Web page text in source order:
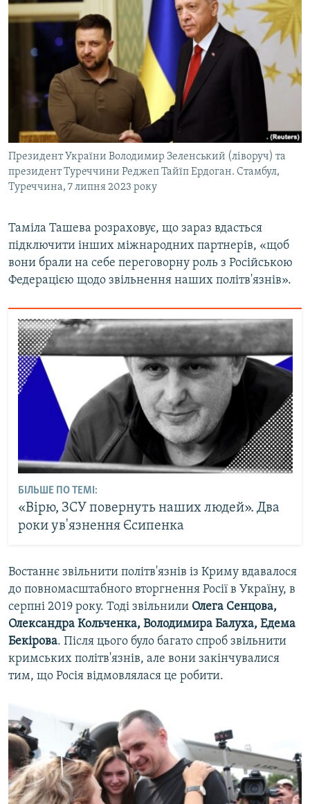
Президент України Володимир Зеленський (ліворуч) та
президент Туреччини Реджеп Тайїп Ердоган. Стамбул,
Туреччина, 7 липня 2023 року
Таміла Ташева розраховує, що зараз вдасться
підключити інших міжнародних партнерів, «щоб
вони брали на себе переговорну роль з Російською
Федерацією щодо звільнення наших політв'язнів».
БІЛЬШЕ ПО ТЕМІ:
«Вірю, ЗСУ повернуть наших людей». Два
роки ув'язнення Єсипенка
Востаннє звільнити політв'язнів із Криму вдавалося
до повномасштабного вторгнення Росії в Україну, в
серпні 2019 року. Тоді звільнили Олега Сенцова,
Олександра Кольченка, Володимира Балуха, Едема
Бекірова. Після цього було багато спроб звільнити
кримських політв'язнів, але вони закінчувалися
тим, що Росія відмовлялася це робити.